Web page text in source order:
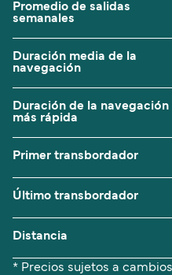
Promedio de salidas
semanales
Duración media de la
navegación
Duración de la navegación
más rápida
Primer transbordador
Último transbordador
Distancia
* Precios sujetos a